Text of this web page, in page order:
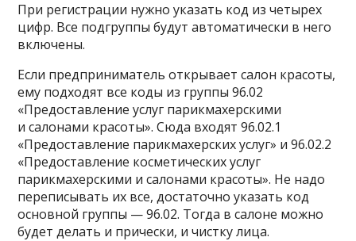
При регистрации нужно указать код из четырех
цифр. Все подгруппы будут автоматически в него
включены.
Если предприниматель открывает салон красоты,
ему подходят все коды из группы 96.02
«Предоставление услуг парикмахерскими
и салонами красоты». Сюда входят 96.02.1
«Предоставление парикмахерских услуг» и 96.02.2
«Предоставление косметических услуг
парикмахерскими и салонами красоты». Не надо
переписывать их все, достаточно указать код
основной группы — 96.02. Тогда в салоне можно
будет делать и прически, и чистку лица.